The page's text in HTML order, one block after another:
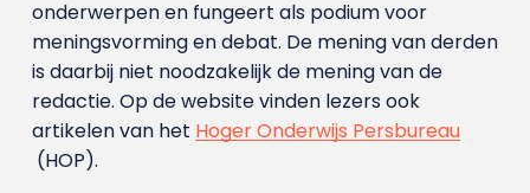
onderwerpen en fungeert als podium voor
meningsvorming en debat. De mening van derden
is daarbij niet noodzakelijk de mening van de
redactie. Op de website vinden lezers ook
artikelen van het Hoger Onderwijs Persbureau
(HOP).